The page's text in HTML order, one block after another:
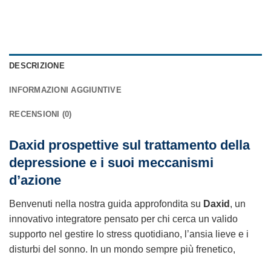
DESCRIZIONE
INFORMAZIONI AGGIUNTIVE
RECENSIONI (0)
Daxid prospettive sul trattamento della
depressione e i suoi meccanismi
d’azione
Benvenuti nella nostra guida approfondita su Daxid , un
innovativo integratore pensato per chi cerca un valido
supporto nel gestire lo stress quotidiano, l’ansia lieve e i
disturbi del sonno. In un mondo sempre più frenetico,